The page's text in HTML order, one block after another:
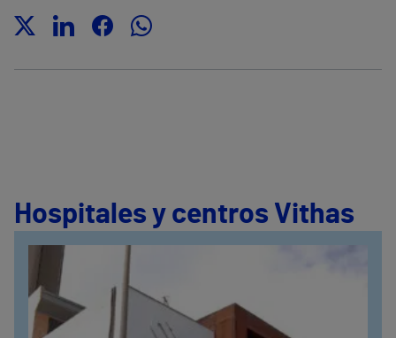
Hospitales y centros Vithas